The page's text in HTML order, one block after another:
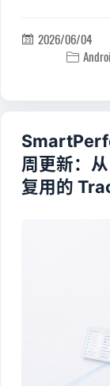
 2026/06/04

周更新：
复用的